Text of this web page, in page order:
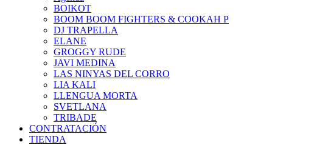
BOIKOT
BOOM BOOM FIGHTERS & COOKAH P
DJ TRAPELLA
ELANE
GROGGY RUDE
JAVI MEDINA
LAS NINYAS DEL CORRO
LIA KALI
LLENGUA MORTA
SVETLANA
TRIBADE
CONTRATACIÓN
TIENDA